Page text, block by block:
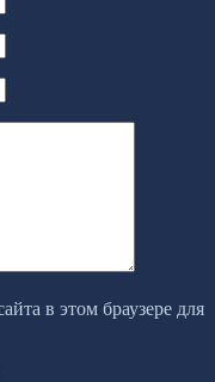
в этом браузере для